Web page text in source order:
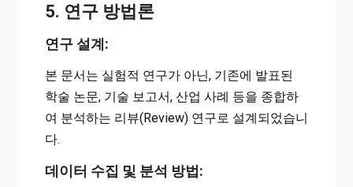
5. 연구 방법론
연구 설계:
본 문서는 실험적 연구가 아닌, 기존에 발표된
학술 논문, 기술 보고서, 산업 사례 등을 종합하
여 분석하는 리뷰(Review) 연구로 설계되었습니
다.
데이터 수집 및 분석 방법: